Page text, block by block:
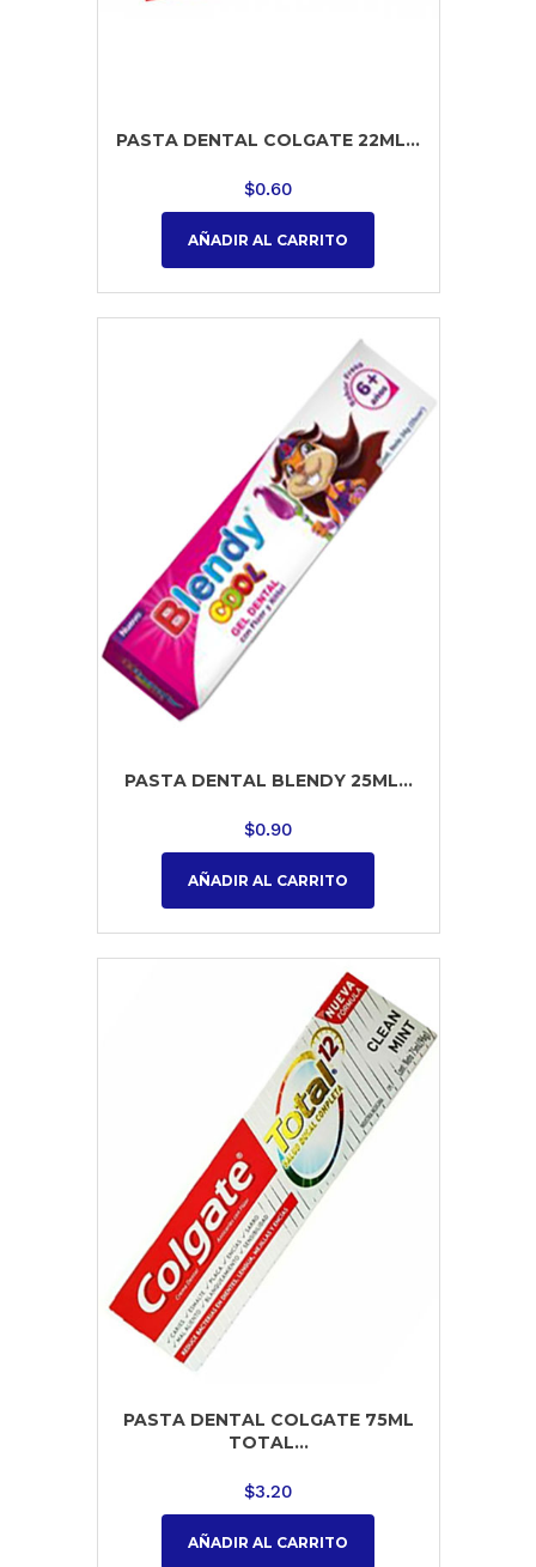
PASTA DENTAL COLGATE 22ML...
$0.60
AÑADIR AL CARRITO
PASTA DENTAL BLENDY 25ML...
$0.90
AÑADIR AL CARRITO
PASTA DENTAL COLGATE 75ML
TOTAL...
$3.20
AÑADIR AL CARRITO